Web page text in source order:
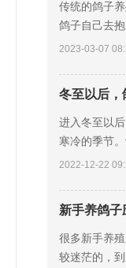
传统的鸽子
鸽子自己去
弊端，因为
2023-03-07
冬至以后，
进入冬至以
寒冷的季节
风等饲养问
2022-12-22
新手养鸽子
很多新手养
较迷茫的，